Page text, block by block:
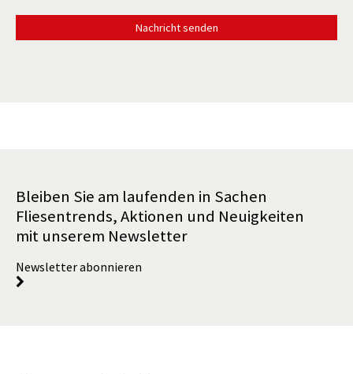
Bleiben Sie am laufenden in Sachen
Fliesentrends, Aktionen und Neuigkeiten
mit unserem Newsletter
Newsletter abonnieren